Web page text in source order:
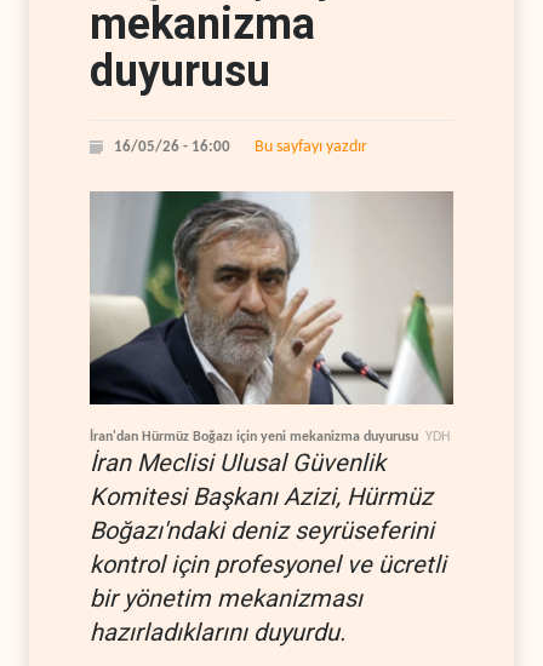
mekanizma
duyurusu
16/05/26 - 16:00 Bu sayfayı yazdır
İran'dan Hürmüz Boğazı için yeni mekanizma duyurusu YDH
İran Meclisi Ulusal Güvenlik
Komitesi Başkanı Azizi, Hürmüz
Boğazı'ndaki deniz seyrüseferini
kontrol için profesyonel ve ücretli
bir yönetim mekanizması
hazırladıklarını duyurdu.